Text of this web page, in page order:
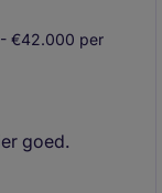
€42.000 per
goed.